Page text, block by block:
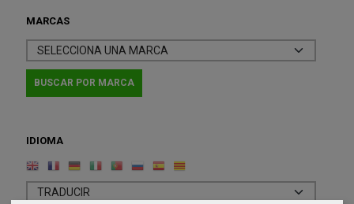
MARCAS
IDIOMA